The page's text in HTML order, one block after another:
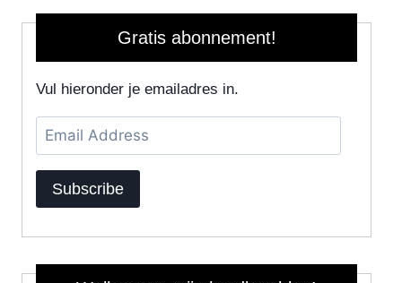
Gratis abonnement!
Vul hieronder je emailadres in.
Email
Address
Subscribe